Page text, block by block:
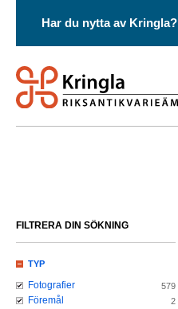
Har du nytta av Kringla?
FILTRERA DIN SÖKNING
TYP
Fotografier 579
Föremål 2